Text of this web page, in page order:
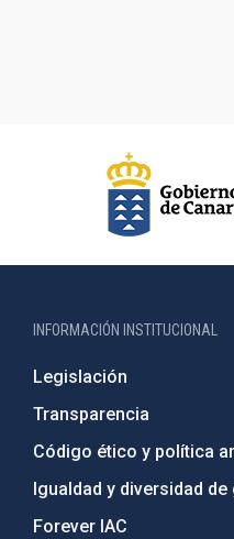
INFORMACIÓN INSTITUCIONAL
Legislación
Transparencia
Código ético y política
Igualdad y diversidad de
Forever IAC